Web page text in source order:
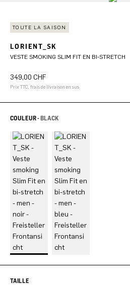
TOUTE LA SAISON
LORIENT_SK
VESTE SMOKING SLIM FIT EN BI-STRETCH
349,00 CHF
Prix TTC, frais de livraison en sus
COULEUR -BLACK
TAILLE